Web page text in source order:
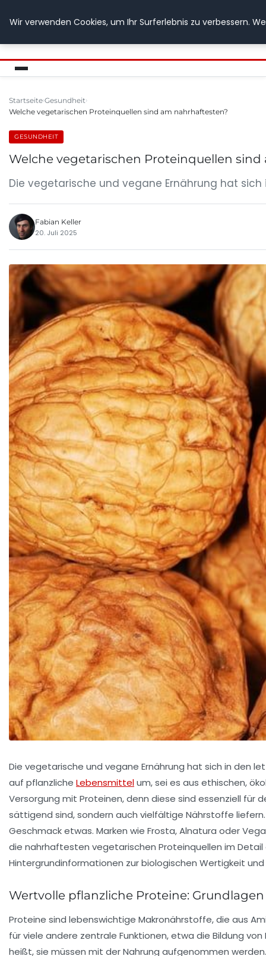
GETOESE IN MOESE
Startseite Gesundheit
Welche vegetarischen Proteinquellen sind am nahrhaftesten?
GESUNDHEIT
Welche vegetarischen Proteinquellen
Die vegetarische und vegane Ernährung hat
Fabian Keller
20. Juli 2025
Die vegetarische und vegane Ernährung hat sich in den
auf pflanzliche Lebensmittelum, sei es aus ethischen,
Versorgung mit Proteinen, denn diese sind essenziell für
sättigend sind, sondern auch vielfältige Nährstoffe
Geschmack etwas. Marken wie Frosta, Alnatura oder
die nahrhaftesten vegetarischen Proteinquellen im
Hintergrundinformationen zur biologischen Wertigkeit
Wertvolle pflanzliche Proteine:
Proteine sind lebenswichtige Makronährstoffe, die aus
für viele andere zentrale Funktionen, etwa die Bildung
heißt, sie müssen mit der Nahrung aufgenommen
Wir verwenden Cookies, um Ihr Surferlebnis zu verbessern.